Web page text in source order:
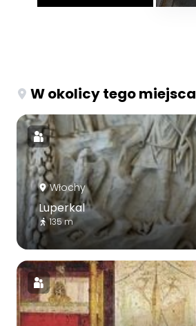
W okolicy tego miejsca
Włochy
Luperkal
135 m